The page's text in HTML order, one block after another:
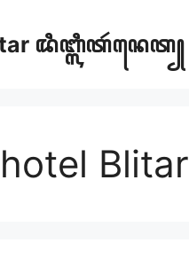
ꦢꦶꦧ꧀ꦭꦶꦠꦂꦤꦺꦠ꧀
Blitar